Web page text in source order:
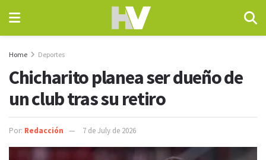
Home Deportes
Chicharito planea ser dueño de
un club tras su retiro
Por: Redacción 7 de July de 2026